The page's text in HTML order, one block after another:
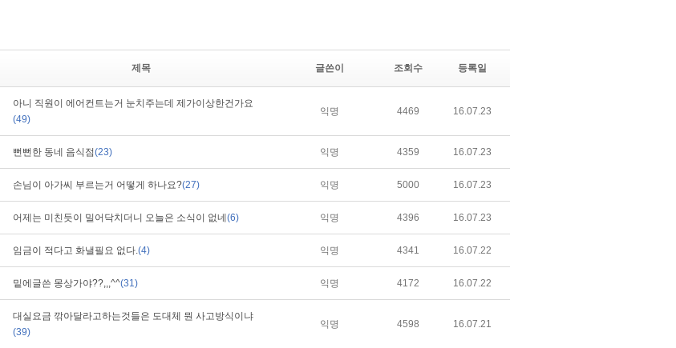
제목 글쓴이 조회수 등록일
아니 직원이 에어컨트는거 눈치주는데 제가이상한건가요
(49)
익명 4469 16.07.23
뻔뻔한 동네 음식점(23) 익명 4359 16.07.23
손님이 아가씨 부르는거 어떻게 하나요?(27) 익명 5000 16.07.23
어제는 미친듯이 밀어닥치더니 오늘은 소식이 없네 (6) 익명 4396 16.07.23
임금이 적다고 화낼필요 없다.(4) 익명 4341 16.07.22
밑에글쓴 몽상가야??,,,^^(31) 익명 4172 16.07.22
대실요금 깎아달라고하는것들은 도대체 뭔 사고방식이냐
(39)
익명 4598 16.07.21